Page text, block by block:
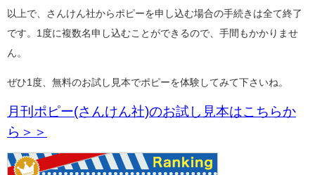
以上で、さんけん社からポピーを申し込む場合の手続きは全て終了
です。1度に複数名申し込むことができるので、手間もかかりませ
ん。
ぜひ1度、無料のお試し見本でポピーを体験してみて下さいね。
月刊ポピー(さんけん社)のお試し見本はこちらか
ら＞＞